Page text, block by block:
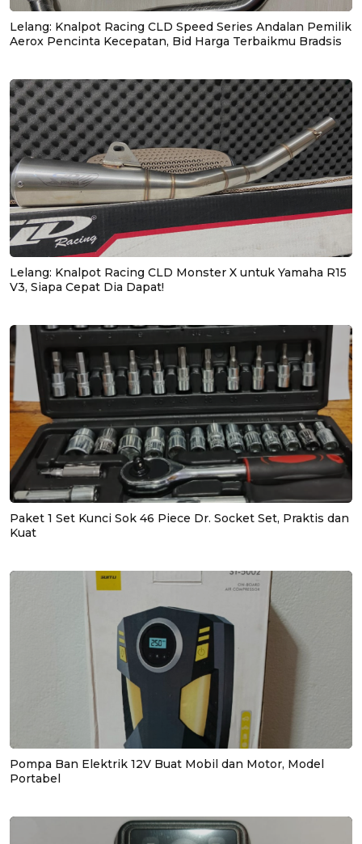
Lelang: Knalpot Racing CLD Speed Series Andalan Pemilik
Aerox Pencinta Kecepatan, Bid Harga Terbaikmu Bradsis
Lelang: Knalpot Racing CLD Monster X untuk Yamaha R15
V3, Siapa Cepat Dia Dapat!
Paket 1 Set Kunci Sok 46 Piece Dr. Socket Set, Praktis dan
Kuat
Pompa Ban Elektrik 12V Buat Mobil dan Motor, Model
Portabel